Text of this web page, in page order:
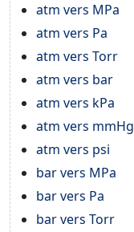
atm vers MPa
atm vers Pa
atm vers Torr
atm vers bar
atm vers kPa
atm vers mmHg
atm vers psi
bar vers MPa
bar vers Pa
bar vers Torr